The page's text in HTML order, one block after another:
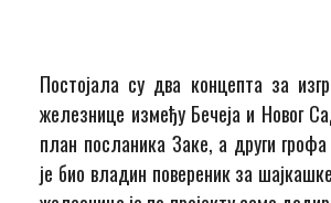
Постојала су два концепта за
железнице између Бечеја и Новог
план посланика Заке, а други грофа
је био владин повереник за